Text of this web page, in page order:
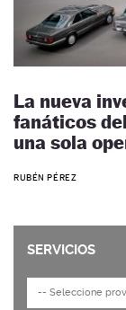
La nueva
fanáticos
una sola
RUBÉN PÉREZ